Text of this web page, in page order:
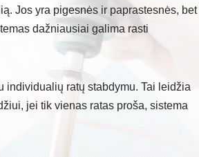
Jos yra pigesnės ir paprastesnės, bet
dažniausiai galima rasti
individualių ratų stabdymu. Tai leidžia
jei tik vienas ratas proša, sistema